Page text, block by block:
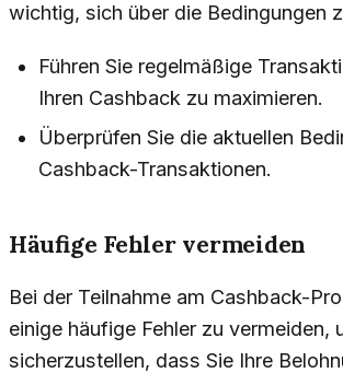
wichtig, sich über die Bedingungen
Führen Sie regelmäßige
Ihren Cashback zu maximieren.
Überprüfen Sie die aktuellen
Cashback-Transaktionen.
Häufige Fehler vermeiden
Bei der Teilnahme am Cashback-
einige häufige Fehler zu vermeiden,
sicherzustellen, dass Sie Ihre